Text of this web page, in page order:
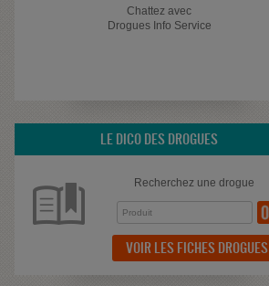
Chattez avec
Drogues Info Service
LE DICO DES DROGUES
Recherchez une drogue
VOIR LES FICHES DROGUES